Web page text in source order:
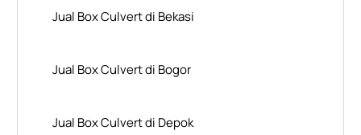
Jual Box Culvert di Bekasi
Jual Box Culvert di Bogor
Jual Box Culvert di Depok